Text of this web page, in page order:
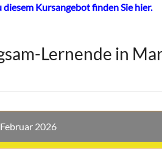
Kursangebot finden Sie hier.
Lernende in
2026